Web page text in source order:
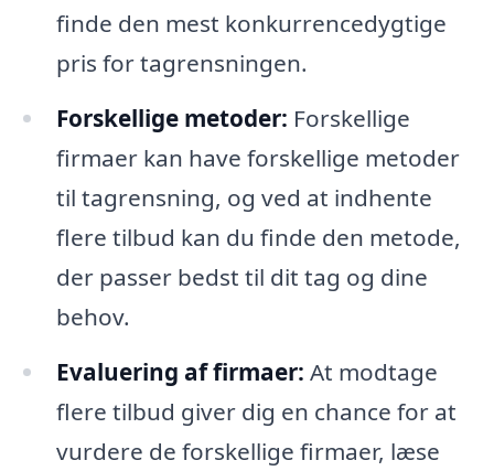
finde den mest konkurrencedygtige
pris for tagrensningen.
Forskellige metoder: Forskellige
firmaer kan have forskellige metoder
til tagrensning, og ved at indhente
flere tilbud kan du finde den metode,
der passer bedst til dit tag og dine
behov.
Evaluering af firmaer: At modtage
flere tilbud giver dig en chance for at
vurdere de forskellige firmaer, læse